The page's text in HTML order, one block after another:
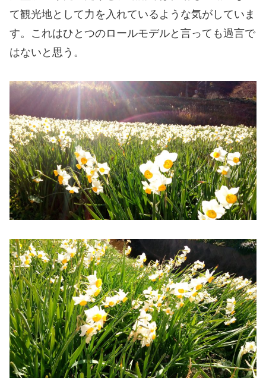
て観光地として力を入れているような気がしていま
す。これはひとつのロールモデルと言っても過言で
はないと思う。